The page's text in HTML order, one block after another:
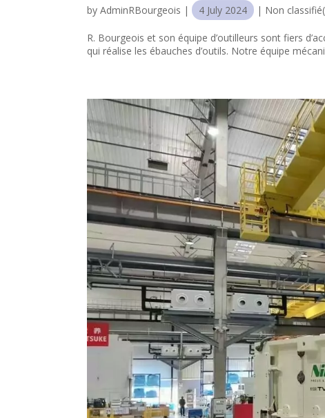
byAdminRBourgeois | 4 July 2024 | Non
R. Bourgeois et son équipe d’outilleurs sont fiers
qui réalise les ébauches d’outils. Notre équipe